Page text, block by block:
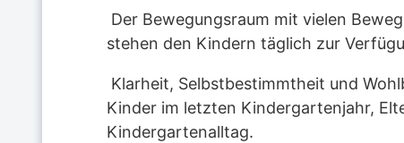
Der Bewegungsraum mit vielen
stehen den Kindern täglich zur
Klarheit, Selbstbestimmtheit und
Kinder im letzten Kindergartenjahr,
Kindergartenalltag.